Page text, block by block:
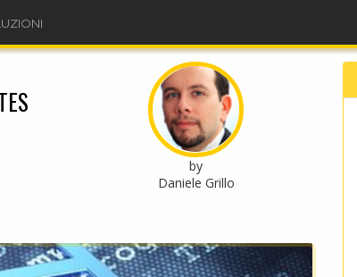
by
Daniele Grillo